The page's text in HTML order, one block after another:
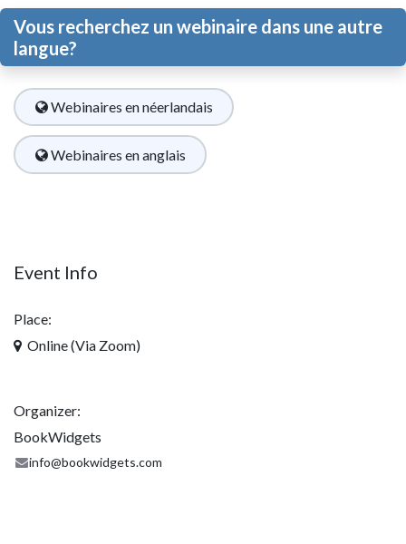
Vous recherchez un webinaire dans une autre
langue?
Webinaires en néerlandais
Webinaires en anglais
Event Info
Place:
Online (Via Zoom)
Organizer:
BookWidgets
info@bookwidgets.com